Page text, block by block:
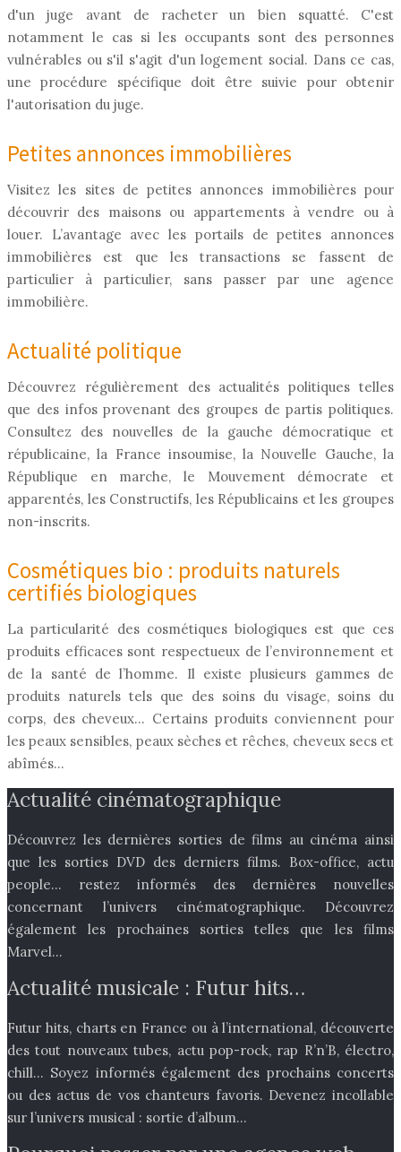
d'un juge avant de racheter un bien squatté. C'est
notamment le cas si les occupants sont des personnes
vulnérables ou s'il s'agit d'un logement social. Dans ce cas,
une procédure spécifique doit être suivie pour obtenir
l'autorisation du juge.
Petites annonces immobilières
Visitez les sites de petites annonces immobilières pour
découvrir des maisons ou appartements à vendre ou à
louer. L’avantage avec les portails de petites annonces
immobilières est que les transactions se fassent de
particulier à particulier, sans passer par une agence
immobilière.
Actualité politique
Découvrez régulièrement des actualités politiques telles
que des infos provenant des groupes de partis politiques.
Consultez des nouvelles de la gauche démocratique et
républicaine, la France insoumise, la Nouvelle Gauche, la
République en marche, le Mouvement démocrate et
apparentés, les Constructifs, les Républicains et les groupes
non-inscrits.
Cosmétiques bio : produits naturels
certifiés biologiques
La particularité des cosmétiques biologiques est que ces
produits efficaces sont respectueux de l’environnement et
de la santé de l’homme. Il existe plusieurs gammes de
produits naturels tels que des soins du visage, soins du
corps, des cheveux… Certains produits conviennent pour
les peaux sensibles, peaux sèches et rêches, cheveux secs et
abîmés…
Actualité cinématographique
Découvrez les dernières sorties de films au cinéma ainsi
que les sorties DVD des derniers films. Box-office, actu
people… restez informés des dernières nouvelles
concernant l’univers cinématographique. Découvrez
également les prochaines sorties telles que les films
Marvel…
Actualité musicale : Futur hits…
Futur hits, charts en France ou à l’international, découverte
des tout nouveaux tubes, actu pop-rock, rap R’n’B, électro,
chill… Soyez informés également des prochains concerts
ou des actus de vos chanteurs favoris. Devenez incollable
sur l’univers musical : sortie d’album…